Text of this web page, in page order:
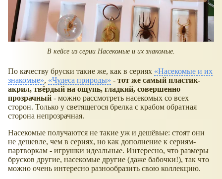
В кейсе из серии Насекомые и их знакомые.
По качеству бруски такие же, как в сериях
Насекомые и их
знакомые , Чудеса природы - тот же самый пластик-
акрил, твёрдый на ощупь, гладкий, совершенно
прозрачный - можно рассмотреть насекомых со всех
сторон. Только у светящегося брелка с крабом обратная
сторона непрозрачная.
Насекомые получаются не такие уж и дешёвые: стоят они
не дешевле, чем в сериях, но как дополнение к сериям-
партворкам - игрушки идеальные. Интересно, что размеры
брусков другие, насекомые другие (даже бабочки!), так что
можно очень интересно разнообразить свою коллекцию.